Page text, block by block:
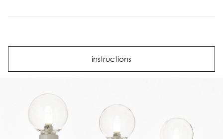
instructions